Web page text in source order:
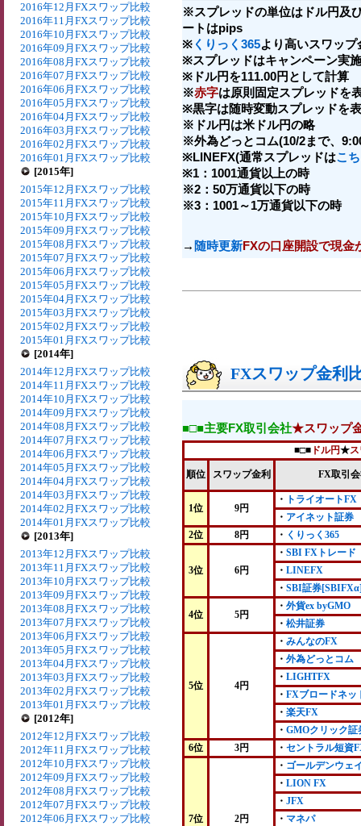
2016年12月FXスワップ比較
2016年11月FXスワップ比較
2016年10月FXスワップ比較
2016年09月FXスワップ比較
2016年08月FXスワップ比較
2016年07月FXスワップ比較
2016年06月FXスワップ比較
2016年05月FXスワップ比較
2016年04月FXスワップ比較
2016年03月FXスワップ比較
2016年02月FXスワップ比較
2016年01月FXスワップ比較
[2015年]
2015年12月FXスワップ比較
2015年11月FXスワップ比較
2015年10月FXスワップ比較
2015年09月FXスワップ比較
2015年08月FXスワップ比較
2015年07月FXスワップ比較
2015年06月FXスワップ比較
2015年05月FXスワップ比較
2015年04月FXスワップ比較
2015年03月FXスワップ比較
2015年02月FXスワップ比較
2015年01月FXスワップ比較
[2014年]
2014年12月FXスワップ比較
2014年11月FXスワップ比較
2014年10月FXスワップ比較
2014年09月FXスワップ比較
2014年08月FXスワップ比較
2014年07月FXスワップ比較
2014年06月FXスワップ比較
2014年05月FXスワップ比較
2014年04月FXスワップ比較
2014年03月FXスワップ比較
2014年02月FXスワップ比較
2014年01月FXスワップ比較
[2013年]
2013年12月FXスワップ比較
2013年11月FXスワップ比較
2013年10月FXスワップ比較
2013年09月FXスワップ比較
2013年08月FXスワップ比較
2013年07月FXスワップ比較
2013年06月FXスワップ比較
2013年05月FXスワップ比較
2013年04月FXスワップ比較
2013年03月FXスワップ比較
2013年02月FXスワップ比較
2013年01月FXスワップ比較
[2012年]
2012年12月FXスワップ比較
2012年11月FXスワップ比較
2012年10月FXスワップ比較
2012年09月FXスワップ比較
2012年08月FXスワップ比較
2012年07月FXスワップ比較
2012年06月FXスワップ比較
※スプレッドの単位はドル円及
ートはpips
※ くりっく365より高いスワップ
※スプレッドはキャンペーン実
※ドル円を111.00円として計算
※赤字は原則固定スプレッドを
※黒字は随時変動スプレッドを
※ドル円は米ドル円の略
※外為どっとコム(10/2まで、
※LINEFX(通常スプレッドはこ
※1：1001通貨以上の時
※2：50万通貨以下の時
※3：1001～1万通貨以下の時
→ 随時更新FXの口座開設で現金
FXスワップ金利
■□■主要FX取引会社★スワップ
■□■ ドル円★
順位 スワップ金利 FX取引
1位 9円
・
トライオートFX
・ アイネット証券
2位
8円 ・ くりっく365
3位 6円
・ SBI FXトレード
・ LINEFX
・ SBI証券
4位 5円
・ 外貨ex byGMO
・ 松井証券
5位 4円
・ みんなのFX
・ 外為どっとコム
・ LIGHTFX
・ FXブロードネッ
・ 楽天FX
・ GMOクリック証
6位
3円 ・ セントラル短資
7位 2円
・ ゴールデンウェ
・ LION FX
・ JFX
・ マネパ